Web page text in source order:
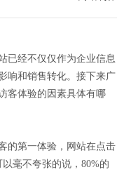
经不仅仅作为企业信息
响和销售转化。接下来广
客体验的因素具体有哪
第一体验，网站在点击
毫不夸张的说，80%的